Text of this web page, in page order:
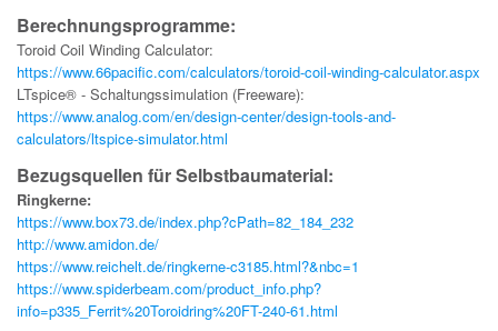
Berechnungsprogramme:
Toroid Coil Winding Calculator:
https://www.66pacific.com/calculators/toroid-coil-winding-calculator.aspx
LTspice® - Schaltungssimulation (Freeware):
https://www.analog.com/en/design-center/design-tools-and-
calculators/ltspice-simulator.html
Bezugsquellen für Selbstbaumaterial:
Ringkerne:
https://www.box73.de/index.php?cPath=82_184_232
http://www.amidon.de/
https://www.reichelt.de/ringkerne-c3185.html?&nbc=1
https://www.spiderbeam.com/product_info.php?
info=p335_Ferrit%20Toroidring%20FT-240-61.html